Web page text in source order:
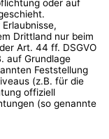
oder auf
Drittland nur beim
Art. 44 ff. DSGVO
auf Grundlage
Feststellung
(z.B. für die
offiziell
(so genannte